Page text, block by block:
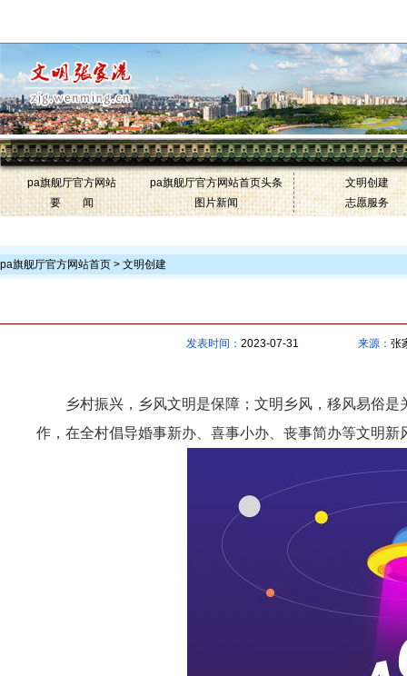
pa旗舰厅官方网站
pa旗舰厅官方网站首页头条
要 闻
图片新闻
文明创建
志愿服务
pa旗舰厅官方网站首页 > 文明创建
发表时间： 2023-07-31 来源： 张
乡村振兴，乡风文明是保障；文明乡风，移风易俗是
作，在全村倡导婚事新办、喜事小办、丧事简办等文明